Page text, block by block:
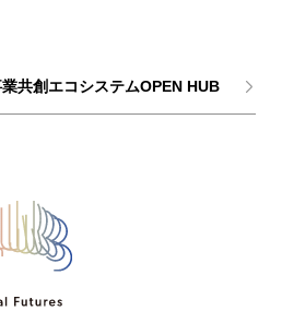
共創エコシステムOPEN HUB